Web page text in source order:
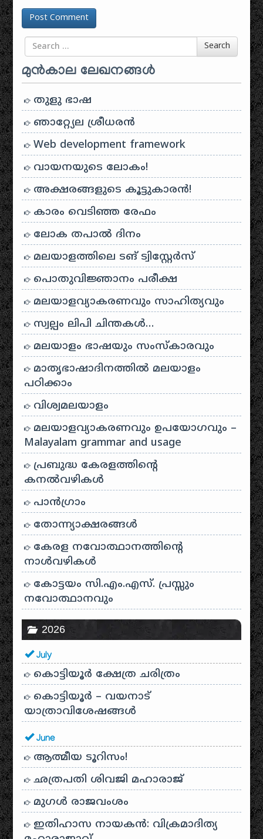
Search for Search
മുൻകാല ലേഖനങ്ങൾ
തുളു ഭാഷ
ഞാറ്റ്യേല ശ്രീധരൻ
Web development framework
വായനയുടെ ലോകം!
അക്ഷരങ്ങളുടെ കൂട്ടുകാരൻ!
കാരം വെടിഞ്ഞ രേഫം
ലോക തപാൽ ദിനം
മലയാളത്തിലെ ടങ് ട്വിസ്റ്റേർസ്
പൊതുവിജ്ഞാനം പരീക്ഷ
മലയാളവ്യാകരണവും സാഹിത്യവും
സ്വല്പം ലിപി ചിന്തകൾ…
മലയാളം ഭാഷയും സംസ്കാരവും
മാതൃഭാഷാദിനത്തിൽ മലയാളം
പഠിക്കാം
വിശ്വമലയാളം
മലയാളവ്യാകരണവും ഉപയോഗവും –
Malayalam grammar and usage
പ്രബുദ്ധ കേരളത്തിന്റെ
കനൽവഴികൾ
പാന്‍ഗ്രാം
തോന്ന്യാക്ഷരങ്ങള്‍
കേരള നവോത്ഥാനത്തിന്റെ
നാൾവഴികൾ
കോട്ടയം സി.എം.എസ്. പ്രസ്സും
നവോത്ഥാനവും
2026
July
കൊട്ടിയൂർ ക്ഷേത്ര ചരിത്രം
കൊട്ടിയൂർ – വയനാട്
യാത്രാവിശേഷങ്ങൾ
June
ആത്മീയ ടൂറിസം!
ഛത്രപതി ശിവജി മഹാരാജ്
മുഗൾ രാജവംശം
ഇതിഹാസ നായകൻ: വിക്രമാദിത്യ